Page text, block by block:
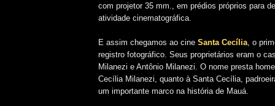
com projetor 35 mm., em prédios próprios para
atividade cinematográfica.
E assim chegamos ao cine Santa Cecília , o
registro fotográfico. Seus proprietários eram o
Milanezi e Antônio Milanezi. O nome presta
Cecília Milanezi, quanto à Santa Cecília,
um importante marco na história de Mauá.